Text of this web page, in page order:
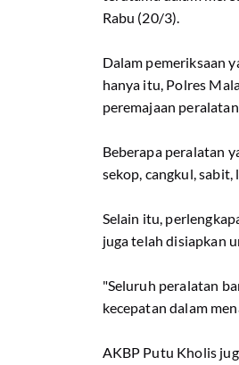
Rabu (20/3).
Dalam pemeriksaan
hanya itu, Polres
peremajaan
Beberapa peralatan
sekop, cangkul,
Selain itu,
juga telah disiapkan
"Seluruh peralatan
kecepatan dalam
AKBP Putu Kholis